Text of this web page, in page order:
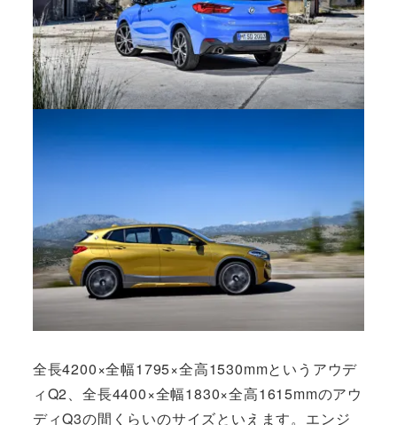
全長4200×全幅1795×全高1530mmというアウデ
ィQ2、全長4400×全幅1830×全高1615mmのアウ
ディQ3の間くらいのサイズといえます。エンジ